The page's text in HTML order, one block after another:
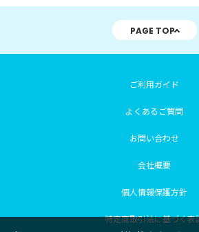
PAGE TOP
ご利用ガイド
よくあるご質問
お問い合わせ
会社概要
個人情報保護方針
特定商取引法に基づく表